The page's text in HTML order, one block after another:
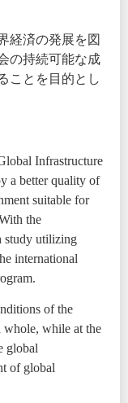
経済の発展を図
の持続可能な成
ことを目的とし
Infrastructure
a better quality of
suitable for
the
study utilizing
international
of the
whole, while at the
global
of global